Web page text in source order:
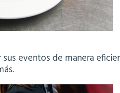
eventos de manera